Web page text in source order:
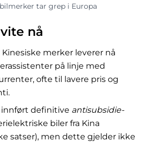
tar grep i Europa
nå
Kinesiske merker leverer nå
på linje med
ofte til lavere pris og
innført definitive antisubsidie-
biler fra Kina
satser), men dette gjelder ikke